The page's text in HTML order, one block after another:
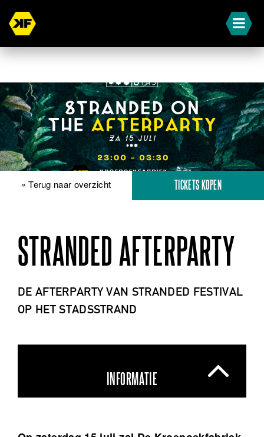
« Terug naar overzicht TICKETS KOPEN
STRANDED AFTERPARTY
DE AFTERPARTY VAN STRANDED FESTIVAL
OP HET STADSSTRAND
INFORMATIE